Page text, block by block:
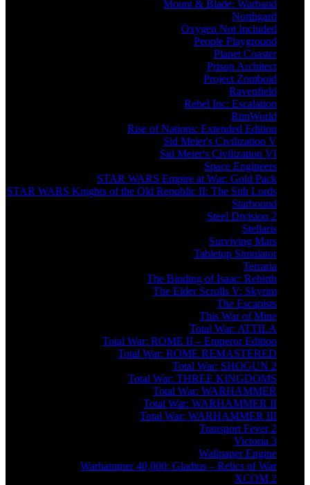
Mount & Blade: Warband
Northgard
Oxygen Not Included
People Playground
Planet Coaster
Prison Architect
Project Zomboid
Ravenfield
Rebel Inc: Escalation
RimWorld
Rise of Nations: Extended Edition
Sid Meier's Civilization V
Sid Meier's Civilization VI
Space Engineers
STAR WARS Empire at War: Gold Pack
STAR WARS Knights of the Old Republic II: The Sith Lords
Starbound
Steel Division 2
Stellaris
Surviving Mars
Tabletop Simulator
Terraria
The Binding of Isaac: Rebirth
The Elder Scrolls V: Skyrim
The Escapists
This War of Mine
Total War: ATTILA
Total War: ROME II – Emperor Edition
Total War: ROME REMASTERED
Total War: SHOGUN 2
Total War: THREE KINGDOMS
Total War: WARHAMMER
Total War: WARHAMMER II
Total War: WARHAMMER III
Transport Fever 2
Victoria 3
Wallpaper Engine
Warhammer 40,000: Gladius – Relics of War
XCOM 2